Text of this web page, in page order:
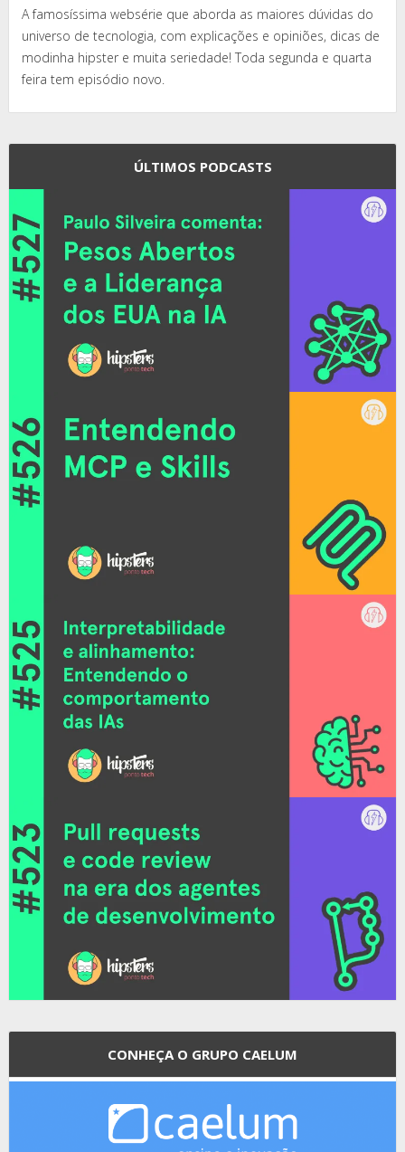
A famosíssima websérie que aborda as maiores dúvidas do
universo de tecnologia, com explicações e opiniões, dicas de
modinha hipster e muita seriedade! Toda segunda e quarta
feira tem episódio novo.
ÚLTIMOS PODCASTS
CONHEÇA O GRUPO CAELUM